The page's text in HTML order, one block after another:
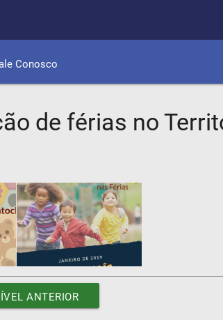
Conosco
de férias no
ANTERIOR